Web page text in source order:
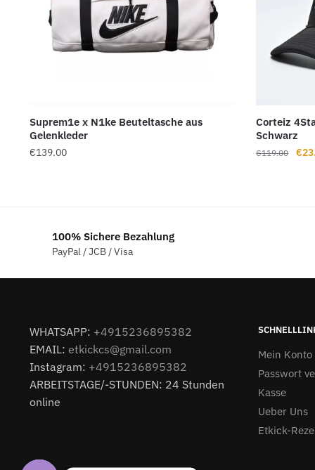
Suprem1e x N1ke Beuteltasche aus
Gelenkleder
€139.00
Corteiz
Schwarz
€119.00 €
100% Sichere Bezahlung
PayPal / JCB / Visa
WHATSAPP: +4915236895382
EMAIL: etkickcs@gmail.com
Instagram: +4915236895382
ARBEITSTAGE/-STUNDEN: 24 Stunden
online
Mein Konto
Passwort
Kasse
Ueber Uns
Etkick-